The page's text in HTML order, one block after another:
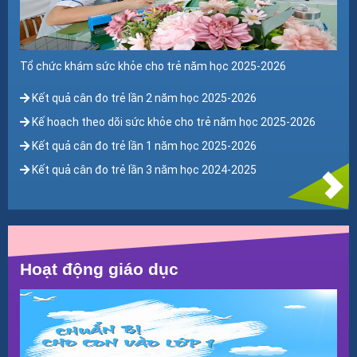
Thực đơn tháng 10 năm học 2024-2025
Tổ chức khám sức khỏe cho trẻ năm học 2025-2026
Kết quả cân đo trẻ lần 2 năm học 2025-2026
Kế hoạch theo dõi sức khỏe cho trẻ năm học 2025-2026
Kết quả cân đo trẻ lần 1 năm học 2025-2026
Kết quả cân đo trẻ lần 3 năm học 2024-2025
Kết quả cân đo trẻ lần 1 năm học 2024-2025
Kết quả cân đo trẻ lần 3 năm học 2023-2024
Kết quả cân đo trẻ lần 2 năm học 2023-2024
Kết quả cân đo trẻ lần 1 năm học 2023-2024
Kết quả cân đo trẻ lần 3 năm học 2022-2023
Hoạt động giáo dục